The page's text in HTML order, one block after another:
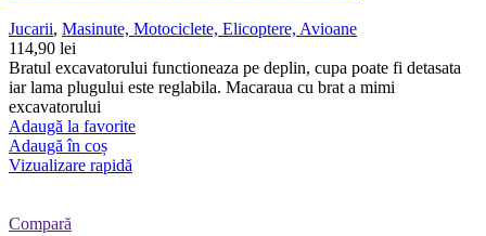
Jucarii, Masinute, Motociclete, Elicoptere, Avioane
114,90 lei
Bratul excavatorului functioneaza pe deplin, cupa poate fi detasata
iar lama plugului este reglabila. Macaraua cu brat a mimi
excavatorului
Adaugă la favorite
Adaugă în coș
Vizualizare rapidă
Compară